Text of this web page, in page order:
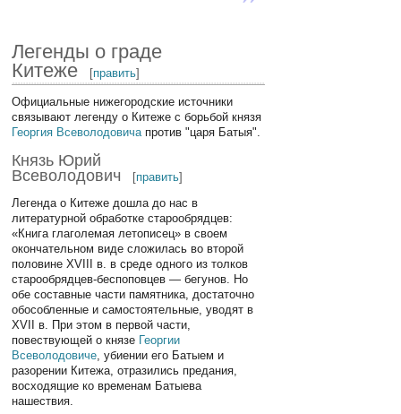
Легенды о граде
Китеже
[править]
Официальные нижегородские источники
связывают легенду о Китеже с борьбой князя
Георгия Всеволодовича против "царя Батыя".
Князь Юрий
Всеволодович
[править]
Легенда о Китеже дошла до нас в
литературной обработке старообрядцев:
«Книга глаголемая летописец» в своем
окончательном виде сложилась во второй
половине XVIII в. в среде одного из толков
старообрядцев-беспоповцев — бегунов. Но
обе составные части памятника, достаточно
обособленные и самостоятельные, уводят в
XVII в. При этом в первой части,
повествующей о князе Георгии
Всеволодовиче, убиении его Батыем и
разорении Китежа, отразились предания,
восходящие ко временам Батыева
нашествия.